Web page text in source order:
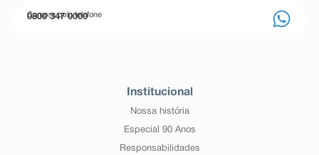
Compre pelo telefone
0800 347 0000
Institucional
Nossa história
Especial 90 Anos
Responsabilidades